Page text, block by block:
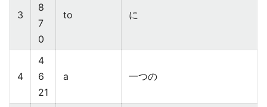
3
8
7
0
to に
4
4
6
21
a 一つの